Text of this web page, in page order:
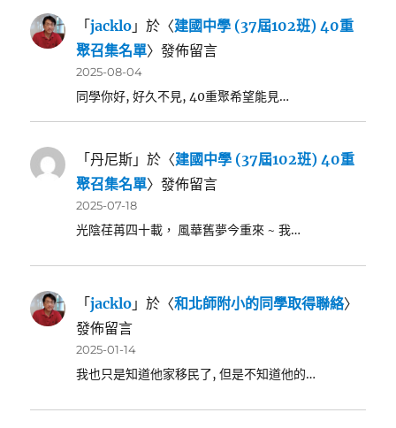
「jacklo 」於〈建國中學 (37屆102班) 40重
聚召集名單〉發佈留言
2025-08-04
同學你好, 好久不見, 40重聚希望能見…
「丹尼斯 」於〈建國中學 (37屆102班) 40重
聚召集名單〉發佈留言
2025-07-18
光陰荏苒四十載， 風華舊夢今重來 ~ 我…
「jacklo 」於〈和北師附小的同學取得聯絡〉
發佈留言
2025-01-14
我也只是知道他家移民了, 但是不知道他的…